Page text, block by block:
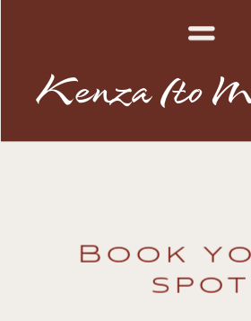
Kenza Ito
Book
spot